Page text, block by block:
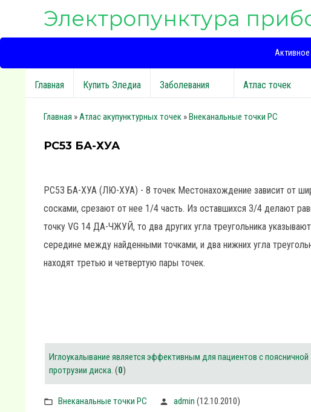
Электропунктура
Активное
Главная Купить Эледиа Заболевания Атлас точек
Главная »Атлас акупунктурных точек »Внеканальные точки PC
РС53 БА-ХУА
РС53 БА-ХУА (ЛЮ-ХУА) - 8 точек Местонахождение зависит от
сосками, срезают от нее 1/4 часть. Из оставшихся 3/4 делают
точку VG 14 ДА-ЧЖУЙ, то два других угла треугольника
середине между найденными точками, и два нижних угла
находят третью и четвертую пары точек.
Иглоукалывание является эффективным для пациентов с поясничной
протрузии диска. (0)
Внеканальные точки PC admin (12.10.2010)